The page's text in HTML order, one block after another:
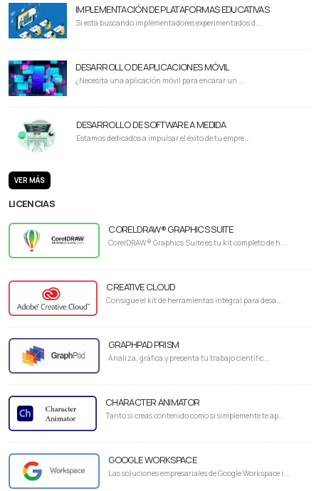
IMPLEMENTACIÓN DE PLATAFORMAS EDUCATIVAS
Si está buscando implementadores experimentados d...
DESARROLLO DE APLICACIONES MÓVIL
¿Necesita una aplicación móvil para encarar un ...
DESARROLLO DE SOFTWARE A MEDIDA
Estamos dedicados a impulsar el éxito de tu empre...
VER MÁS
LICENCIAS
CORELDRAW® GRAPHICS SUITE
CorelDRAW® Graphics Suite es tu kit completo de h...
CREATIVE CLOUD
Consigue el kit de herramientas integral para desa...
GRAPHPAD PRISM
Analiza, gráfica y presenta tu trabajo científic...
CHARACTER ANIMATOR
Tanto si creas contenido como si simplemente te ap...
GOOGLE WORKSPACE
Las soluciones empresariales de Google Workspace i...